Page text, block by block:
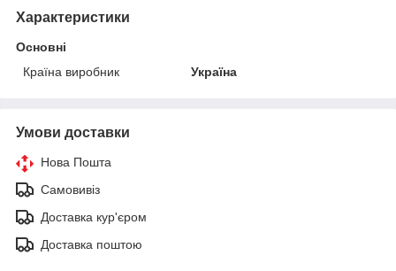
Характеристики
Основні
Країна виробник
Україна
Умови доставки
Нова Пошта
Самовивіз
Доставка кур'єром
Доставка поштою